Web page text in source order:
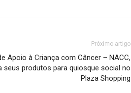
Próximo artigo
Apoio à Criança com Câncer – NACC,
seus produtos para quiosque social no
Plaza Shopping